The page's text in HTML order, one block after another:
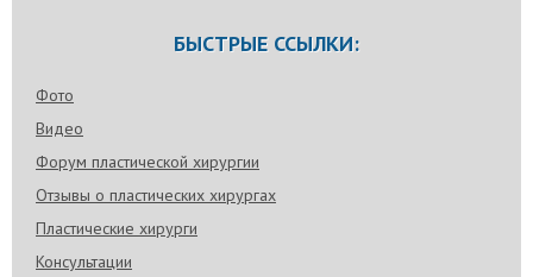
БЫСТРЫЕ ССЫЛКИ:
Фото
Видео
Форум пластической хирургии
Отзывы о пластических хирургах
Пластические хирурги
Консультации